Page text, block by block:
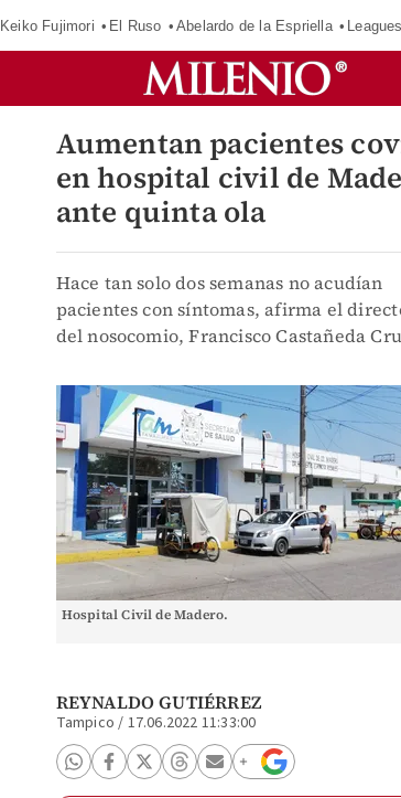
Keiko Fujimori El Ruso Abelardo de la Espriella
Aumentan pacientes
en hospital civil de
ante quinta ola
Hace tan solo dos semanas no acudían
pacientes con síntomas, afirma el
del nosocomio, Francisco Castañeda
Hospital Civil de Madero.
REYNALDO GUTIÉRREZ
Tampico / 17.06.2022 11:33:00